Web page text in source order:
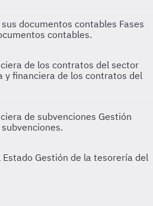
documentos contables Fases
contables.
de los contratos del sector
y financiera de los contratos del
de subvenciones Gestión
Estado Gestión de la tesorería del